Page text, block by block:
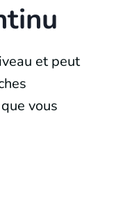
et peut
vous